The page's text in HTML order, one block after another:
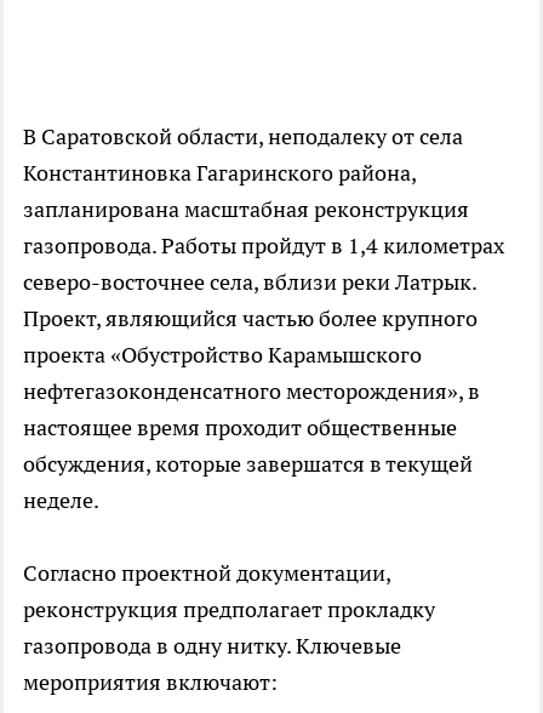
В Саратовской области, неподалеку от села
Константиновка Гагаринского района,
запланирована масштабная реконструкция
газопровода. Работы пройдут в 1,4 километрах
северо-восточнее села, вблизи реки Латрык.
Проект, являющийся частью более крупного
проекта «Обустройство Карамышского
нефтегазоконденсатного месторождения», в
настоящее время проходит общественные
обсуждения, которые завершатся в текущей
неделе.
Согласно проектной документации,
реконструкция предполагает прокладку
газопровода в одну нитку. Ключевые
мероприятия включают: